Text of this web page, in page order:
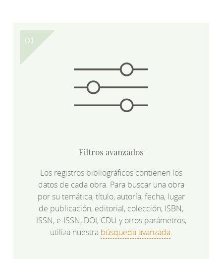
Filtros avanzados
Los registros bibliográficos contienen los
datos de cada obra. Para buscar una obra
por su temática, título, autoría, fecha, lugar
de publicación, editorial, colección, ISBN,
ISSN, e-ISSN, DOI, CDU y otros parámetros,
utiliza nuestra búsqueda avanzada.